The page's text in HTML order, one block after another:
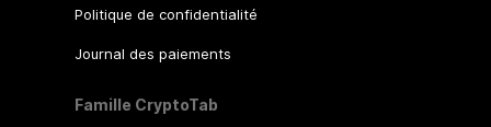
Politique de confidentialité
Journal des paiements
Famille CryptoTab